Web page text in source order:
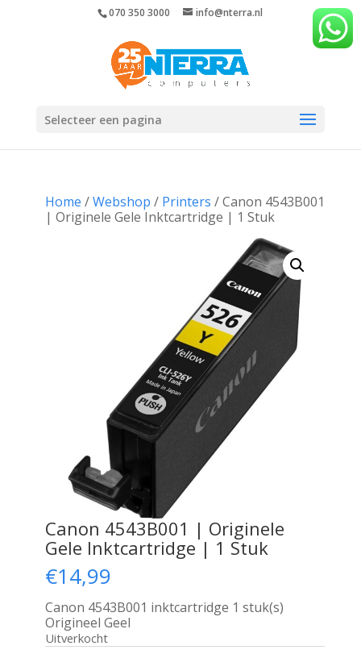
070 350 3000 info@nterra.nl
Selecteer een pagina
Home /Webshop / Printers / Canon 4543B001
| Originele Gele Inktcartridge | 1 Stuk
Canon 4543B001 | Originele
Gele Inktcartridge | 1 Stuk
€14,99
Canon 4543B001 inktcartridge 1 stuk(s)
Origineel Geel
Uitverkocht